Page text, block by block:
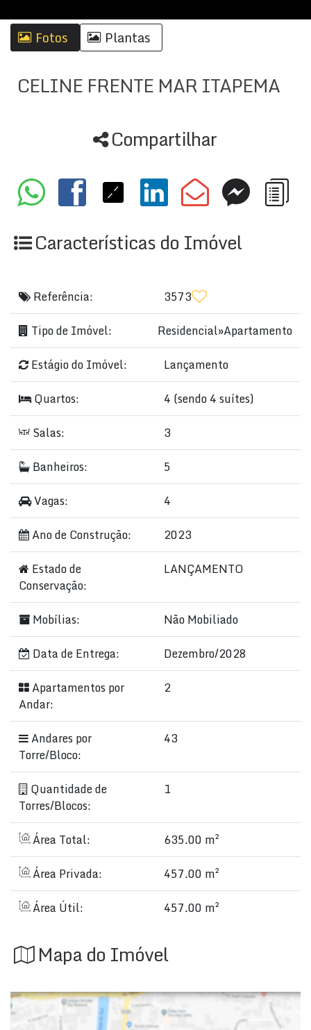
Fotos Plantas
CELINE FRENTE MAR ITAPEMA
Compartilhar
Características do Imóvel
Referência:
3573
Tipo de Imóvel:
Residencial»Apartamento
Estágio do Imóvel:
Lançamento
Quartos:
4 (sendo 4 suítes)
Salas:
3
Banheiros:
5
Vagas:
4
Ano de Construção:
2023
Estado de
Conservação:
LANÇAMENTO
Mobílias:
Não Mobiliado
Data de Entrega:
Dezembro/2028
Apartamentos por
Andar:
2
Andares por
Torre/Bloco:
43
Quantidade de
Torres/Blocos:
1
Área Total:
635.00 m²
Área Privada:
457.00 m²
Área Útil:
457.00 m²
Mapa do Imóvel